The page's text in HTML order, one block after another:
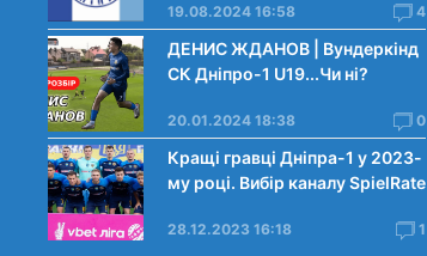
19.08.2024 16:58 4
ДЕНИС ЖДАНОВ | Вундеркінд
СК Дніпро-1 U19...Чи нi?
20.01.2024 18:38 0
Кращі гравці Дніпра-1 у 2023-
му році. Вибiр каналу SpielRate
28.12.2023 16:18 1